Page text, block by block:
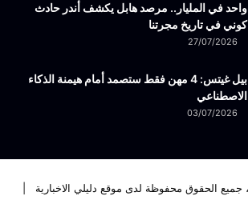
واحد في المليار.. مرصد هابل يكشف أندر حادث
كوني في تاريخ مجرتنا
27/07/2026
بيل غيتس: 4 مهن فقط ستصمد أمام هيمنة الذكاء
الاصطناعي
03/07/2026